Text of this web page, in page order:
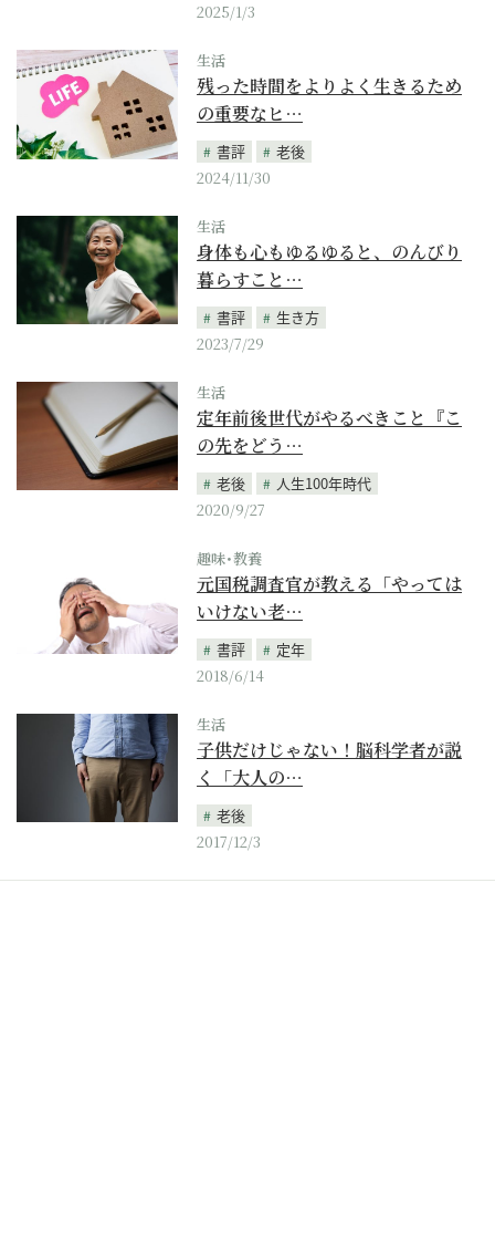
2025/1/3
生活
残った時間をよりよく生きるため
の重要なヒ…
書評
老後
2024/11/30
生活
身体も心もゆるゆると、のんびり
暮らすこと…
書評
生き方
2023/7/29
生活
定年前後世代がやるべきこと『こ
の先をどう…
老後
人生100年時代
2020/9/27
趣味･教養
元国税調査官が教える「やっては
いけない老…
書評
定年
2018/6/14
生活
子供だけじゃない！脳科学者が説
く「大人の…
老後
2017/12/3